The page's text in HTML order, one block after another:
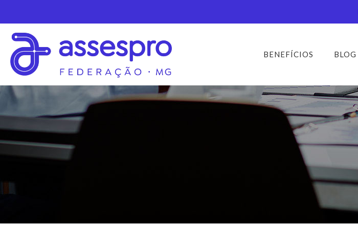
BENEFÍCIOS BLOG